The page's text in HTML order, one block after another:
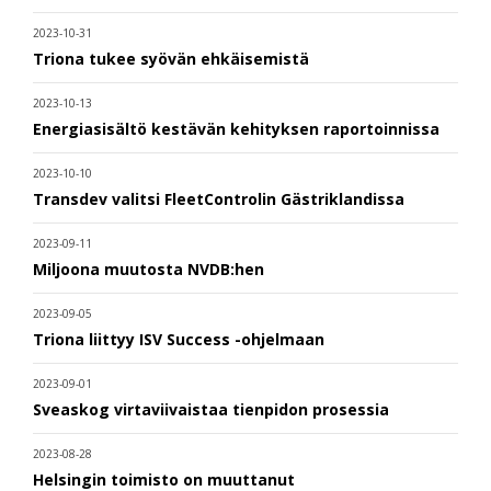
2023-10-31
Triona tukee syövän ehkäisemistä
2023-10-13
Energiasisältö kestävän kehityksen raportoinnissa
2023-10-10
Transdev valitsi FleetControlin Gästriklandissa
2023-09-11
Miljoona muutosta NVDB:hen
2023-09-05
Triona liittyy ISV Success -ohjelmaan
2023-09-01
Sveaskog virtaviivaistaa tienpidon prosessia
2023-08-28
Helsingin toimisto on muuttanut